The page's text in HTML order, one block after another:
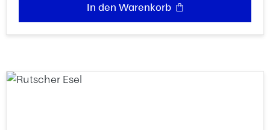
In den Warenkorb